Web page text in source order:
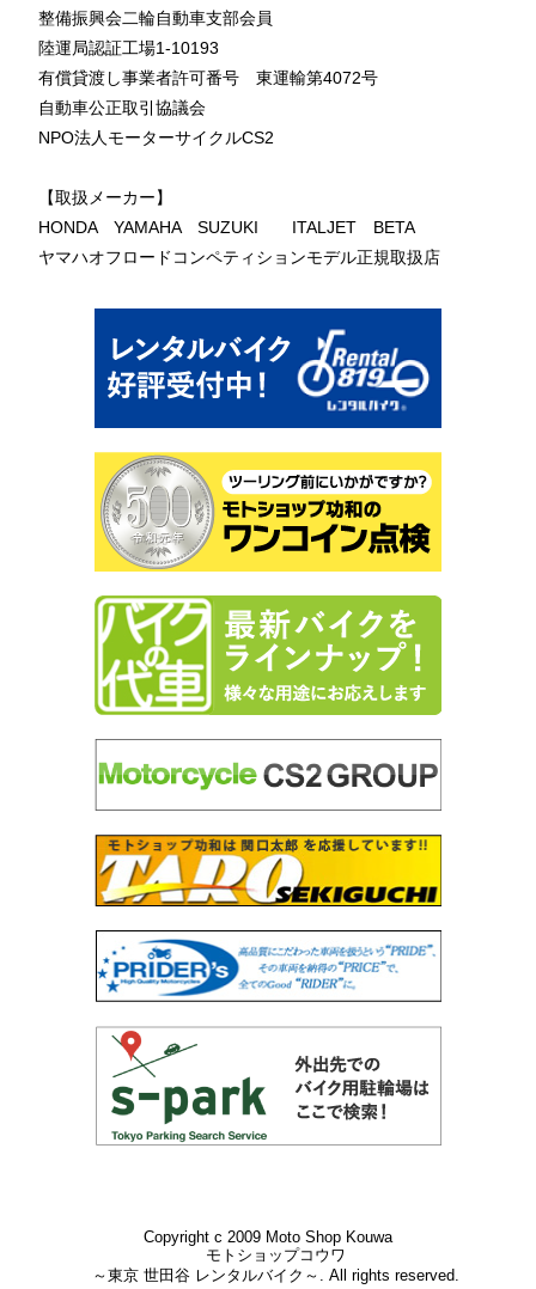
整備振興会二輪自動車支部会員
陸運局認証工場1-10193
有償貸渡し事業者許可番号 東運輸第4072号
自動車公正取引協議会
NPO法人モーターサイクルCS2
【取扱メーカー】
HONDA YAMAHA SUZUKI ITALJET BETA
ヤマハオフロードコンペティションモデル正規取扱店
Copyright c 2009 Moto Shop Kouwa
モトショップコウワ
～東京 世田谷 レンタルバイク～. All rights reserved.